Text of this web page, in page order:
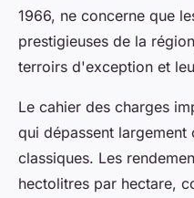
1966, ne concerne que
prestigieuses de la
terroirs d'exception et
Le cahier des charges
qui dépassent largement
classiques. Les
hectolitres par hectare,